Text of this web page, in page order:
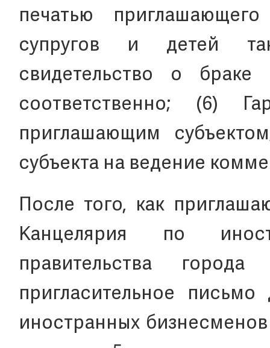
печатью
супругов и детей
свидетельство о
соответственно; (6)
приглашающим
субъекта на ведение
После того, как
Канцелярия по
правительства
пригласительное
иностранных